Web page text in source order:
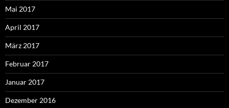
Mai 2017
April 2017
März 2017
Februar 2017
Januar 2017
Dezember 2016